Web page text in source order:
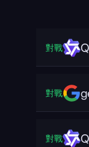
對戰
對戰
對戰